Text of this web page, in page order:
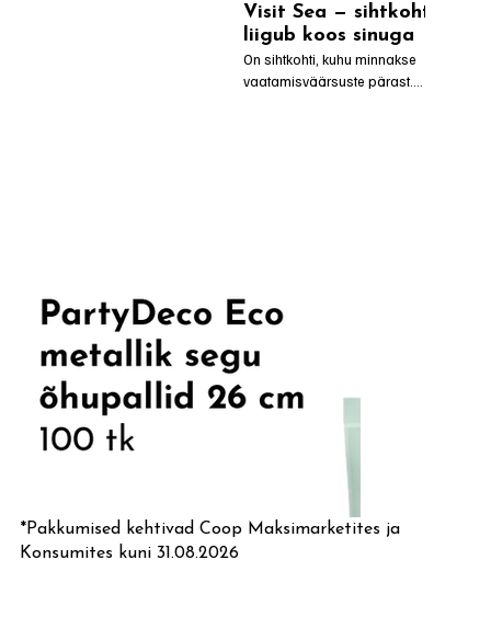
Visit Sea — sihtkoht, mis
liigub koos sinuga
On sihtkohti, kuhu minnakse
vaatamisväärsuste pärast.
*Pakkumised kehtivad Coop Maksimarketites ja
Konsumites kuni 31.08.2026